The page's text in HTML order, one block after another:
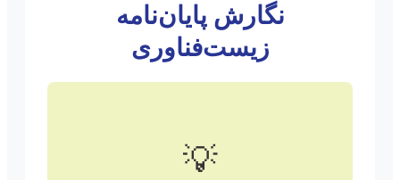
نگارش پایان‌نامه
زیست‌فناوری
💡